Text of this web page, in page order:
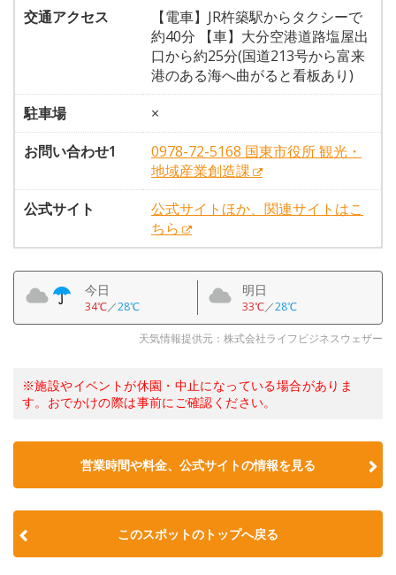
交通アクセス
【電車】JR杵築駅からタクシーで
約40分 【車】大分空港道路塩屋出
口から約25分(国道213号から富来
港のある海へ曲がると看板あり)
駐車場
×
お問い合わせ1
0978-72-5168 国東市役所 観光・
地域産業創造課
公式サイト
公式サイトほか、関連サイトはこ
ちら
今日
34℃／28℃
明日
33℃／28℃
天気情報提供元：株式会社ライフビジネスウェザー
※施設やイベントが休園・中止になっている場合がありま
す。おでかけの際は事前にご確認ください。
営業時間や料金、公式サイトの情報を見る
このスポットのトップへ戻る